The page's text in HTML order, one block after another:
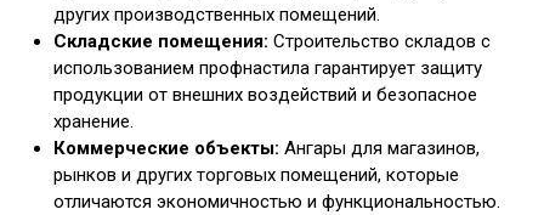
других производственных помещений.
Складские помещения: Строительство складов с
использованием профнастила гарантирует защиту
продукции от внешних воздействий и безопасное
хранение.
Коммерческие объекты: Ангары для магазинов,
рынков и других торговых помещений, которые
отличаются экономичностью и функциональностью.